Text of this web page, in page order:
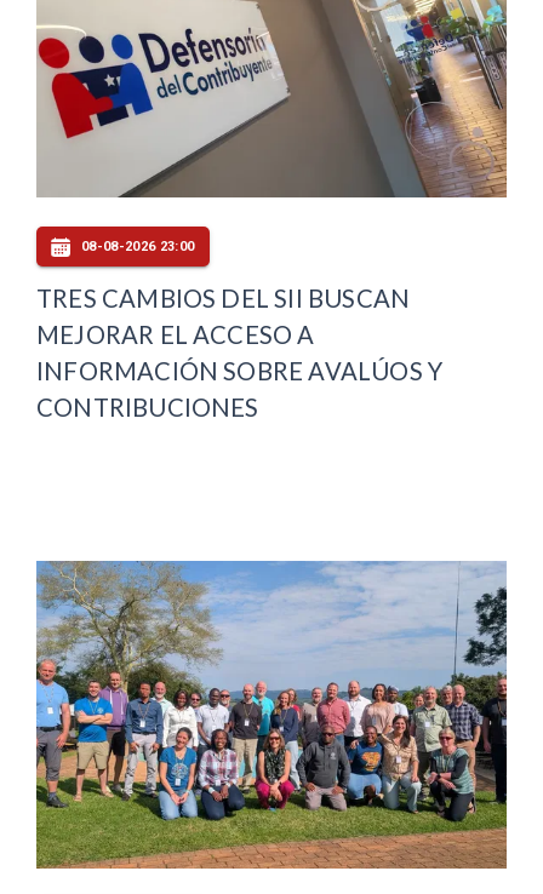
08-08-2026 23:00
TRES CAMBIOS DEL SII BUSCAN
MEJORAR EL ACCESO A
INFORMACIÓN SOBRE AVALÚOS Y
CONTRIBUCIONES